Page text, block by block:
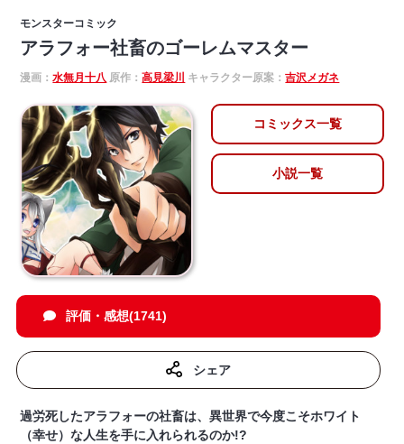
モンスターコミック
アラフォー社畜のゴーレムマスター
漫画：水無月十八 原作：高見梁川 キャラクター原案：吉沢メガネ
コミックス一覧
小説一覧
評価・感想(1741)
シェア
過労死したアラフォーの社畜は、異世界で今度こそホワイト
（幸せ）な人生を手に入れられるのか!?